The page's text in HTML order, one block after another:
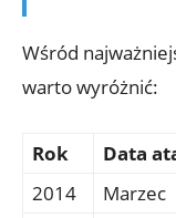
Wśród⁣
⁤warto ​wyróżnić:
Rok Data
2014
Marzec